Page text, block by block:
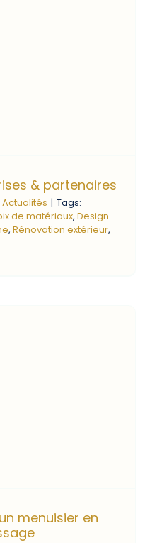
& partenaires
Actualités | Tags:
de matériaux, Design
, Rénovation extérieur,
menuisier en